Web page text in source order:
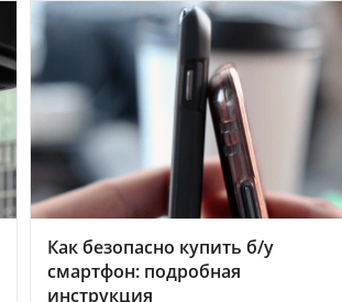
Как безопасно купить б/у
смартфон: подробная
инструкция